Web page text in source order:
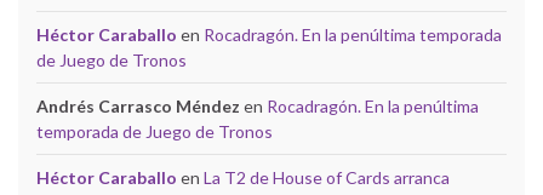
Héctor Caraballo en Rocadragón. En la penúltima temporada
de Juego de Tronos
Andrés Carrasco Méndez en Rocadragón. En la penúltima
temporada de Juego de Tronos
Héctor Caraballo en La T2 de House of Cards arranca